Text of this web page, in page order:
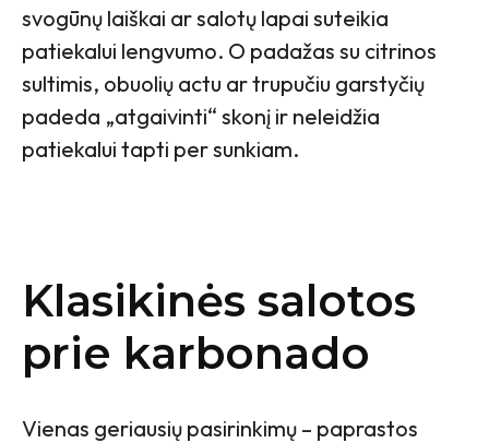
svogūnų laiškai ar salotų lapai suteikia
patiekalui lengvumo. O padažas su citrinos
sultimis, obuolių actu ar trupučiu garstyčių
padeda „atgaivinti“ skonį ir neleidžia
patiekalui tapti per sunkiam.
Klasikinės salotos
prie karbonado
Vienas geriausių pasirinkimų – paprastos